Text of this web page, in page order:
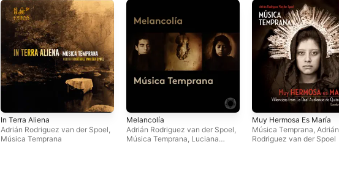
In Terra Aliena
Adrián Rodriguez van der Spoel
Música Temprana
Melancolía
Adrián Rodriguez van der Spoel
Música Temprana Luciana
Muy Hermosa Es María
Música Temprana Adrián
Rodriguez van der Spoel